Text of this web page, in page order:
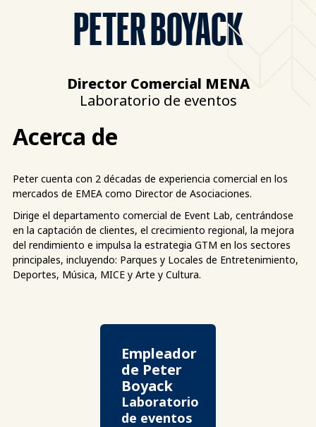
PETER BOYACK
Director Comercial MENA
Laboratorio de eventos
Acerca de
Peter cuenta con 2 décadas de experiencia comercial en los
mercados de EMEA como Director de Asociaciones.
Dirige el departamento comercial de Event Lab, centrándose
en la captación de clientes, el crecimiento regional, la mejora
del rendimiento e impulsa la estrategia GTM en los sectores
principales, incluyendo: Parques y Locales de Entretenimiento,
Deportes, Música, MICE y Arte y Cultura.
Empleador
de Peter
Boyack
Laboratorio
de eventos